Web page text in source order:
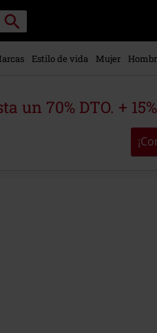
Buscar
Estilo de vida Mujer
un 70% DTO. +